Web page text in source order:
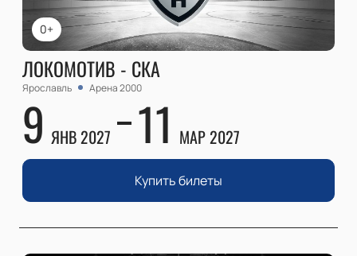
0+
ЛОКОМОТИВ - СКА
Ярославль Арена 2000
9 ЯНВ 2027 11 МАР 2027
Купить билеты